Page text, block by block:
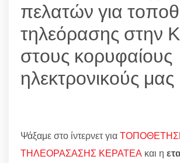
πελατών για
τηλεόρασης στην
στους κορυφαίους
ηλεκτρονικούς μας
Ψάξαμε στο ίντερνετ για
ΤΗΛΕΟΡΑΣΑΣΗΣ ΚΕΡΑΤΕΑ και η